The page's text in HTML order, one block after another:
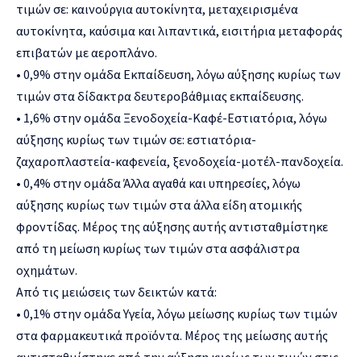
τιμών σε: καινούργια αυτοκίνητα, μεταχειρισμένα
αυτοκίνητα, καύσιμα και λιπαντικά, εισιτήρια μεταφοράς
επιβατών με αεροπλάνο.
• 0,9% στην ομάδα Εκπαίδευση, λόγω αύξησης κυρίως των
τιμών στα δίδακτρα δευτεροβάθμιας εκπαίδευσης.
• 1,6% στην ομάδα Ξενοδοχεία-Καφέ-Εστιατόρια, λόγω
αύξησης κυρίως των τιμών σε: εστιατόρια-
ζαχαροπλαστεία-καφενεία, ξενοδοχεία-μοτέλ-πανδοχεία.
• 0,4% στην ομάδα Άλλα αγαθά και υπηρεσίες, λόγω
αύξησης κυρίως των τιμών στα άλλα είδη ατομικής
φροντίδας. Μέρος της αύξησης αυτής αντισταθμίστηκε
από τη μείωση κυρίως των τιμών στα ασφάλιστρα
οχημάτων.
Από τις μειώσεις των δεικτών κατά:
• 0,1% στην ομάδα Υγεία, λόγω μείωσης κυρίως των τιμών
στα φαρμακευτικά προϊόντα. Μέρος της μείωσης αυτής